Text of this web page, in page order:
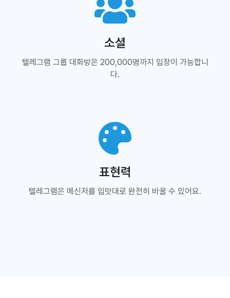
소셜
텔레그램 그룹 대화방은 200,000명까지 입장이 가능합니
다.
표현력
텔레그램은 메신저를 입맛대로 완전히 바꿀 수 있어요.